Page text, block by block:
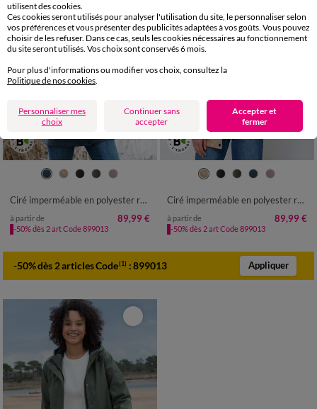
38 40 42 44 46
Ciré imperméable en polyester recyclé(**)
à partir de 89,99 €
-50% dès 2 art Code 899013
38 40 42 44 46
Ciré imperméable en polyester recyclé(**)
à partir de 89,99 €
-50% dès 2 art Code 899013
-50% dès 2 articles Code(1) :899013 Appliquer
utilisent des cookies.
Ces cookies seront utilisés pour analyser l'utilisation du site, le personnaliser selon
vos préférences et vous présenter des publicités adaptées à vos goûts. Vous pouvez
choisir de les refuser. Dans ce cas, seuls les cookies nécessaires au fonctionnement
du site seront utilisés. Vos choix sont conservés 6 mois.
Pour plus d'informations ou modifier vos choix, consultez la
Politique de nos cookies.
Personnaliser mes
choix
Continuer sans
accepter
Accepter et
fermer